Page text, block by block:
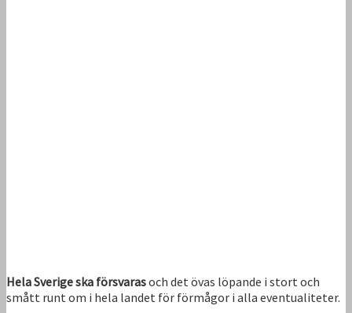
Hela Sverige ska försvarasoch det övas löpande i stort och
smått runt om i hela landet för förmågor i alla eventualiteter.